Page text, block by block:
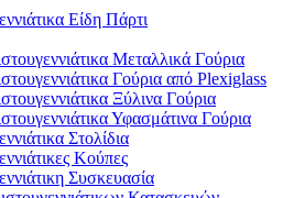
Είδη Πάρτι
Μεταλλικά Γούρια
Γούρια από Plexiglass
Ξύλινα Γούρια
Υφασμάτινα Γούρια
Στολίδια
Κούπες
Συσκευασία